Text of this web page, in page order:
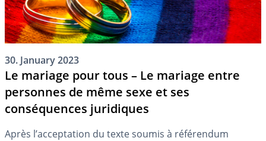
30. January 2023
Le mariage pour tous – Le mariage entre
personnes de même sexe et ses
conséquences juridiques
Après l’acceptation du texte soumis à référendum